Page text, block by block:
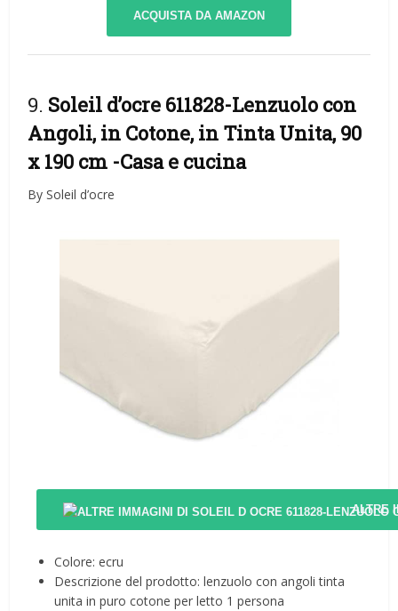
ACQUISTA DA AMAZON
9. Soleil d’ocre 611828-Lenzuolo con
Angoli, in Cotone, in Tinta Unita, 90
x 190 cm -Casa e cucina
By Soleil d’ocre
ALTRE
Colore: ecru
Descrizione del prodotto: lenzuolo con angoli tinta
unita in puro cotone per letto 1 persona